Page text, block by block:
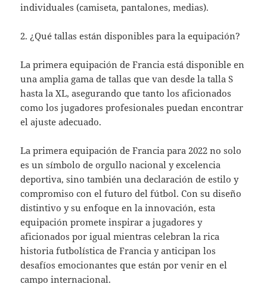
individuales (camiseta, pantalones, medias).
2. ¿Qué tallas están disponibles para la equipación?
La primera equipación de Francia está disponible en
una amplia gama de tallas que van desde la talla S
hasta la XL, asegurando que tanto los aficionados
como los jugadores profesionales puedan encontrar
el ajuste adecuado.
La primera equipación de Francia para 2022 no solo
es un símbolo de orgullo nacional y excelencia
deportiva, sino también una declaración de estilo y
compromiso con el futuro del fútbol. Con su diseño
distintivo y su enfoque en la innovación, esta
equipación promete inspirar a jugadores y
aficionados por igual mientras celebran la rica
historia futbolística de Francia y anticipan los
desafíos emocionantes que están por venir en el
campo internacional.